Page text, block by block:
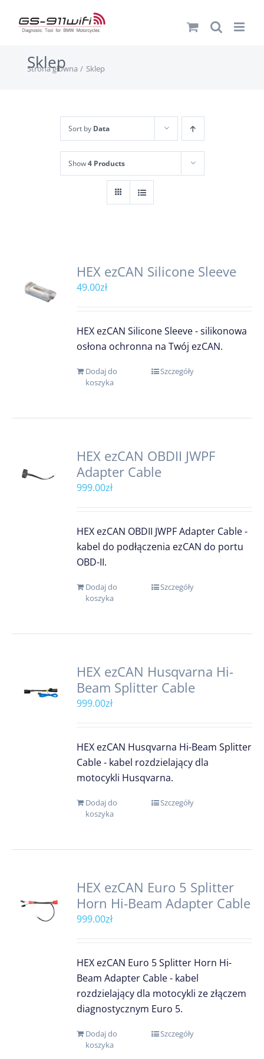
Sklep
Strona główna Sklep
Sort by Data
Show4 Products
HEX ezCAN Silicone Sleeve
49.00zł
HEX ezCAN Silicone Sleeve - silikonowa
osłona ochronna na Twój ezCAN.
Dodaj do
koszyka
Szczegóły
HEX ezCAN OBDII JWPF
Adapter Cable
999.00zł
HEX ezCAN OBDII JWPF Adapter Cable -
kabel do podłączenia ezCAN do portu
OBD-II.
Dodaj do
koszyka
Szczegóły
HEX ezCAN Husqvarna Hi-
Beam Splitter Cable
999.00zł
HEX ezCAN Husqvarna Hi-Beam Splitter
Cable - kabel rozdzielający dla
motocykli Husqvarna.
Dodaj do
koszyka
Szczegóły
HEX ezCAN Euro 5 Splitter
Horn Hi-Beam Adapter Cable
999.00zł
HEX ezCAN Euro 5 Splitter Horn Hi-
Beam Adapter Cable - kabel
rozdzielający dla motocykli ze złączem
diagnostycznym Euro 5.
Dodaj do
koszyka
Szczegóły